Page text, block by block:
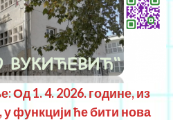
1. 4. 2026. године, из
у функцији ће бити нова